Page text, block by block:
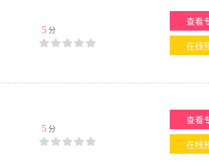
5 分
查看
在线
5 分
查看
在线